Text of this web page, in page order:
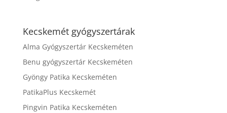
Kecskemét gyógyszertárak
Alma Gyógyszertár Kecskeméten
Benu gyógyszertár Kecskeméten
Gyöngy Patika Kecskeméten
PatikaPlus Kecskemét
Pingvin Patika Kecskeméten